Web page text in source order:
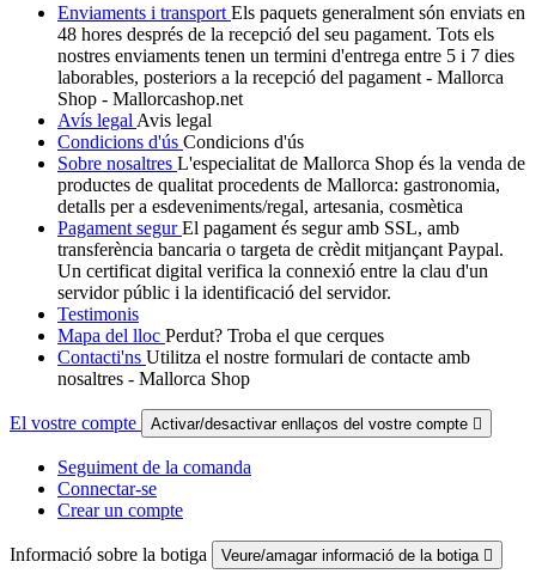
Enviaments i transport Els paquets generalment són enviats en
48 hores després de la recepció del seu pagament. Tots els
nostres enviaments tenen un termini d'entrega entre 5 i 7 dies
laborables, posteriors a la recepció del pagament - Mallorca
Shop - Mallorcashop.net
Avís legal Avis legal
Condicions d'ús Condicions d'ús
Sobre nosaltres L'especialitat de Mallorca Shop és la venda de
productes de qualitat procedents de Mallorca: gastronomia,
detalls per a esdeveniments/regal, artesania, cosmètica
Pagament segurEl pagament és segur amb SSL, amb
transferència bancaria o targeta de crèdit mitjançant Paypal.
Un certificat digital verifica la connexió entre la clau d'un
servidor públic i la identificació del servidor.
Testimonis
Mapa del lloc Perdut? Troba el que cerques
Contacti'ns Utilitza el nostre formulari de contacte amb
nosaltres - Mallorca Shop
El vostre compte Activar/desactivar enllaços del vostre compte 
Seguiment de la comanda
Connectar-se
Crear un compte
Informació sobre la botiga Veure/amagar informació de la botiga 